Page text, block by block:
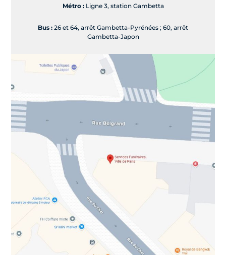
Métro :Ligne 3, station Gambetta
Bus : 26 et 64, arrêt Gambetta-Pyrénées ; 60, arrêt
Gambetta-Japon